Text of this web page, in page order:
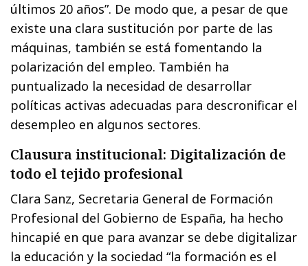
últimos 20 años”. De modo que, a pesar de que
existe una clara sustitución por parte de las
máquinas, también se está fomentando la
polarización del empleo. También ha
puntualizado la necesidad de desarrollar
políticas activas adecuadas para descronificar el
desempleo en algunos sectores.
Clausura institucional: Digitalización de
todo el tejido profesional
Clara Sanz, Secretaria General de Formación
Profesional del Gobierno de España, ha hecho
hincapié en que para avanzar se debe digitalizar
la educación y la sociedad “la formación es el